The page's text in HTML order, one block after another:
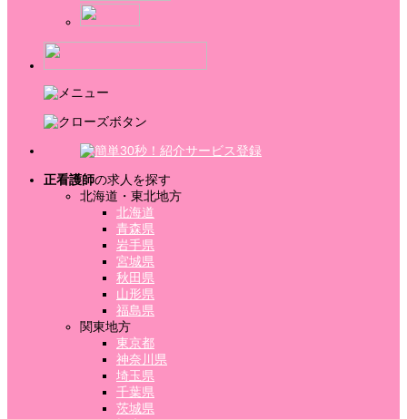
正看護師の求人を探す
北海道・東北地方
北海道
青森県
岩手県
宮城県
秋田県
山形県
福島県
関東地方
東京都
神奈川県
埼玉県
千葉県
茨城県